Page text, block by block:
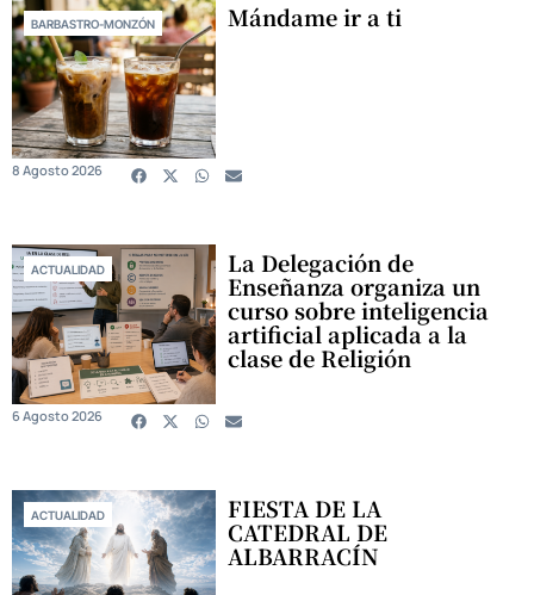
BARBASTRO-MONZÓN Mándame ir a ti
8 Agosto 2026
ACTUALIDAD La Delegación de
Enseñanza organiza un
curso sobre inteligencia
artificial aplicada a la
clase de Religión
6 Agosto 2026
ACTUALIDAD FIESTA DE LA
CATEDRAL DE
ALBARRACÍN